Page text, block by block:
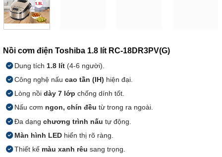
Nồi cơm điện Toshiba 1.8 lít RC-18DR3PV(G)
Dung tích 1.8 lít(4-6 người).
Công nghệ nấu cao tần (IH) hiện đại.
Lòng nồi dày 7 lớp chống dính tốt.
Nấu cơm ngon, chín đều từ trong ra ngoài.
Đa dạng chương trình nấu tự động.
Màn hình LEDhiển thị rõ ràng.
Thiết kế màu xanh rêu sang trọng.